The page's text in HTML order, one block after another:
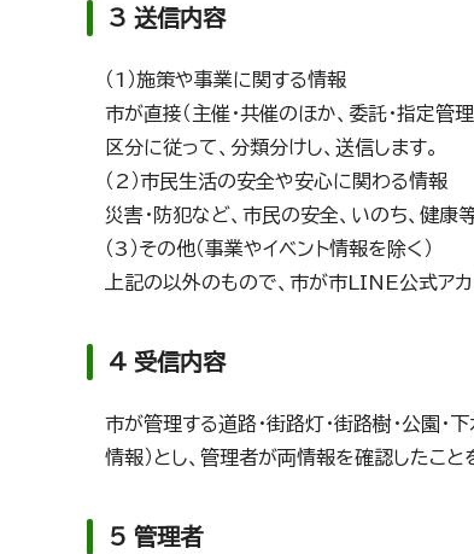
3 送信内容
（1）施策や事業に関する情報
市が直接（主催・共催のほか、委託・指定
区分に従って、分類分けし、送信します。
（2）市民生活の安全や安心に関わる情報
災害・防犯など、市民の安全、いのち、健
（3）その他（事業やイベント情報を除く）
上記の以外のもので、市が市LINE公式ア
4 受信内容
市が管理する道路・街路灯・街路樹・公園
情報）とし、管理者が両情報を確認したこと
5 管理者